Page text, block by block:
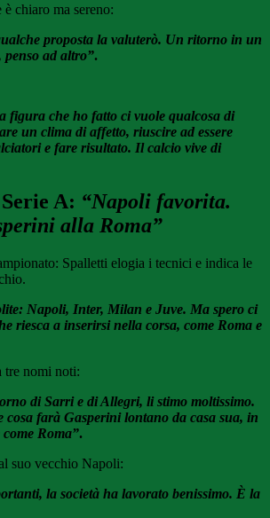
chiaro ma sereno:
proposta la valuterò. Un ritorno in un
ad altro”.
figura che ho fatto ci vuole qualcosa di
un clima di affetto, riuscire ad essere
e fare risultato. Il calcio vive di
A: “Napoli favorita.
alla Roma”
Spalletti elogia i tecnici e indica le
Napoli, Inter, Milan e Juve. Ma spero ci
riesca a inserirsi nella corsa, come Roma e
tre nomi noti:
di Sarri e di Allegri, li stimo moltissimo.
cosa farà Gasperini lontano da casa sua, in
Roma”.
suo vecchio Napoli:
la società ha lavorato benissimo. È la